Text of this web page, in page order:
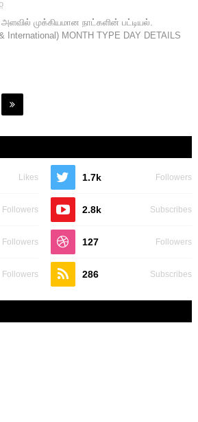
முக்கியமான நாட்களின் பட்டியல்.
International) MONTH TYPE DAY DETAILS
Likes 1.7k Followers
Followers 2.8k Subscribes
Followers 127 Followers
Followers 286 Subscribes